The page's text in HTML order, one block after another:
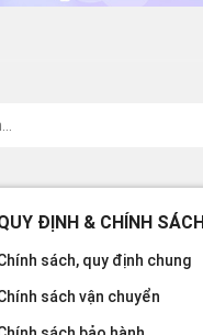
ĐỊNH & CHÍNH SÁCH
sách, quy định chung
sách vận chuyển